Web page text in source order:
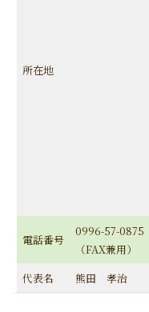
所在地
電話番号
0996-57-0875
（FAX兼用）
代表名
熊田 孝治